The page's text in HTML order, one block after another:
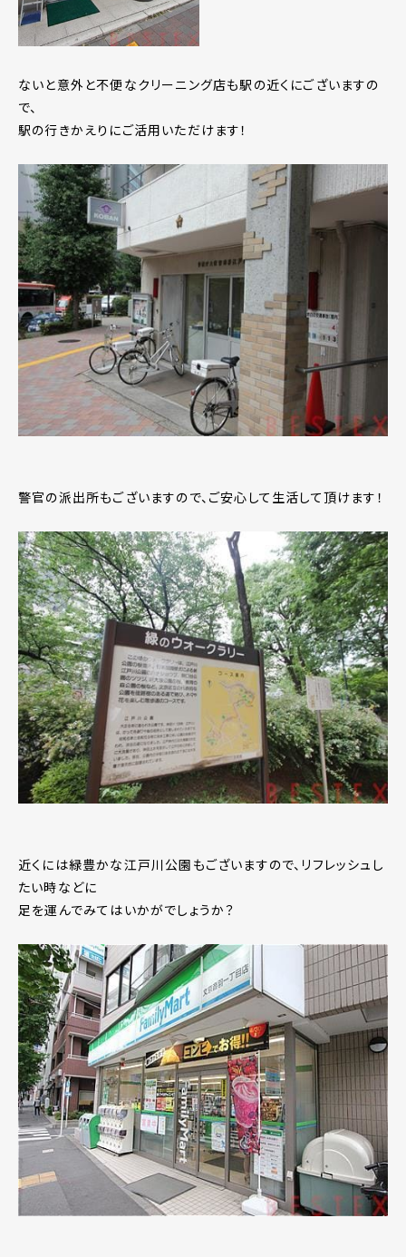
ないと意外と不便なクリーニング店も駅の近くにございますの
で、
駅の行きかえりにご活用いただけます！
警官の派出所もございますので、ご安心して生活して頂けます！
近くには緑豊かな江戸川公園もございますので、リフレッシュし
たい時などに
足を運んでみてはいかがでしょうか？